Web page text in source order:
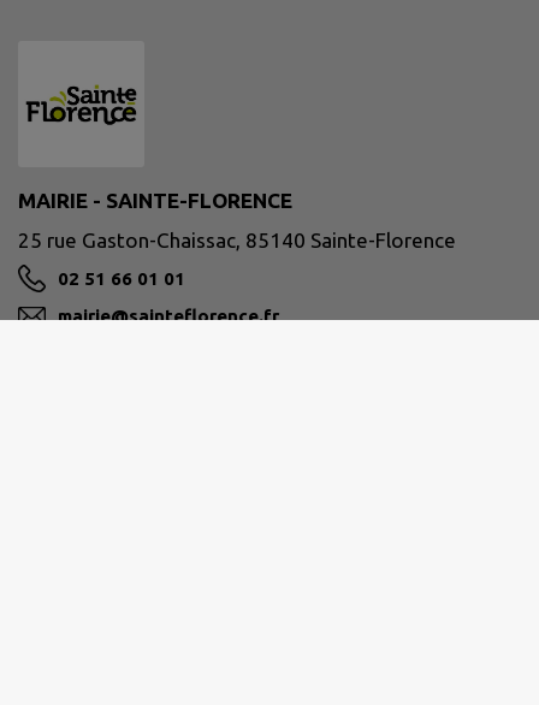
MAIRIE - SAINTE-FLORENCE
25 rue Gaston-Chaissac, 85140 Sainte-Florence
02 51 66 01 01
mairie@sainteflorence.fr